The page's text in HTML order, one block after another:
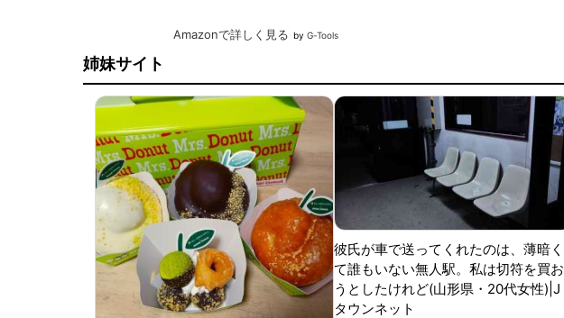
Amazonで詳しく見る by G-Tools
姉妹サイト
彼氏が車で送ってくれたのは、薄暗く
て誰もいない無人駅。私は切符を買お
うとしたけれど(山形県・20代女性)|J
タウンネット